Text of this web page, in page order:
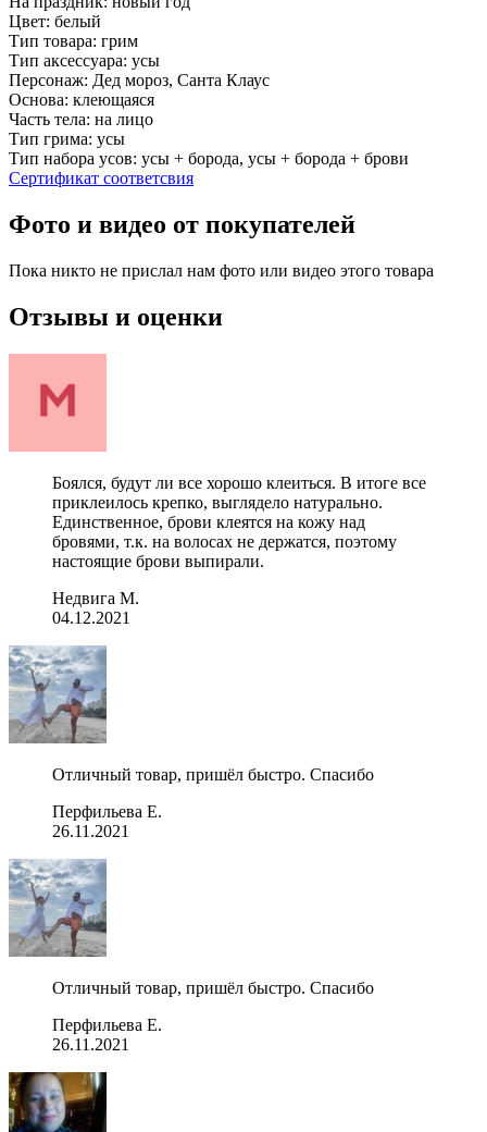
Цвет: белый
Тип товара: грим
Тип аксессуара: усы
Персонаж: Дед мороз, Санта Клаус
Основа: клеющаяся
Часть тела: на лицо
Тип грима: усы
Тип набора усов: усы + борода, усы + борода + брови
Сертификат соответсвия
Фото и видео от покупателей
Пока никто не прислал нам фото или видео этого товара
Отзывы и оценки
Боялся, будут ли все хорошо клеиться. В итоге все
приклеилось крепко, выглядело натурально.
Единственное, брови клеятся на кожу над
бровями, т.к. на волосах не держатся, поэтому
настоящие брови выпирали.
Недвига М.
04.12.2021
Отличный товар, пришёл быстро. Спасибо
Перфильева Е.
26.11.2021
Отличный товар, пришёл быстро. Спасибо
Перфильева Е.
26.11.2021